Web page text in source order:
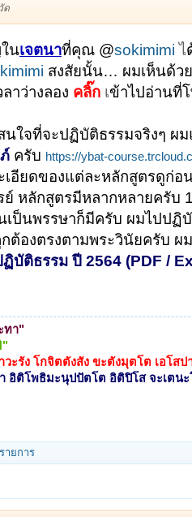
ด
นเจตนาที่คุณ @sokimimi ไ
สงสัยนั้น… ผมเห็นด้ว
าว่างลอง คลิ๊ก เข้าไปอ่านที่
นใจที่จะปฏิบัติธรรมจริงๆ ผ
ครับ https://ybat-
อียดของแต่ละหลักสูตรดูก่
หลักสูตรมีหลากหลายครับ
เป็นพรรษาก็มีครับ ผมไปป
ต้องตรงตามพระวินัยครับ
บัติธรรม ปี 2564 (PDF /
ทา"
"
ะรัง โกจิตตังสัง ขะตังมุตโต เอโส
ติโพธิมะนุปปัตโต อิติปิโส จะเตนะ
ายการ